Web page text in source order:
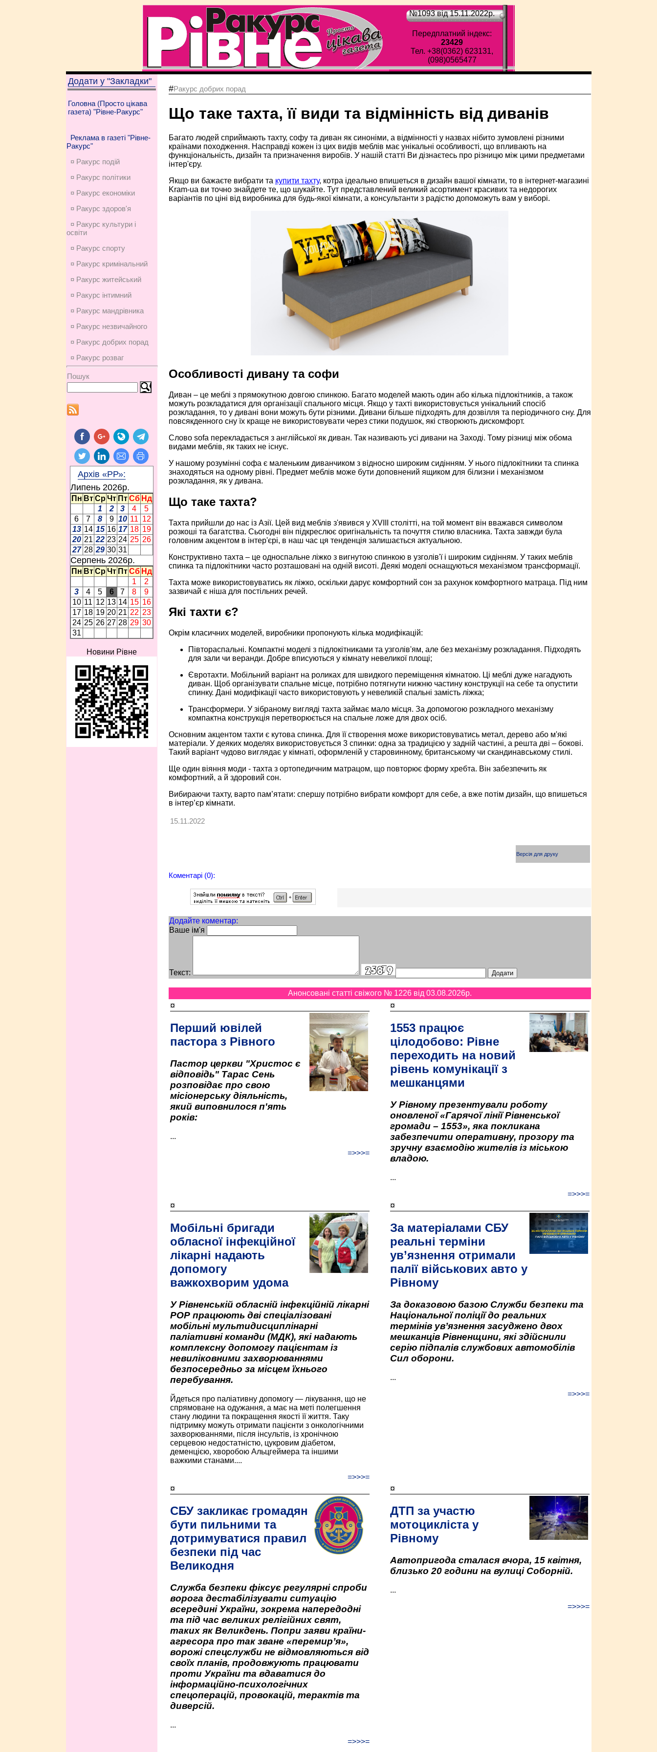
№1093 від 15.11.2022p.
Передплатний індекс:
23429
Тел. +38(0362) 623131,
(098)0565477
Додати у "Закладки"
Головна (Просто цікава
газета) "Рівне-Ракурс"
Реклама в газеті "Рівне-
Ракурс"
¤ Ракурс подій
¤ Ракурс політики
¤ Ракурс економiки
¤ Ракурс здоров'я
¤ Ракурс культури і
освіти
¤ Ракурс спорту
¤ Ракурс кримінальний
¤ Ракурс житейський
¤ Ракурс інтимний
¤ Ракурс мандрівника
¤ Ракурс незвичайного
¤ Ракурс добрих порад
¤ Ракурс розваг
Пошук
Архів «РР»:
Липень 2026p.
Пн Вт Ср Чт Пт Сб Нд
1
2 3 4
5
6
7 8 9 10 11 12
13 14 15 16 17 18 19
20 21 22 23 24 25 26
27 28 29 30 31
Серпень 2026p.
Пн Вт Ср Чт Пт Сб Нд
1
2
3
4 5 6 7 8
9
10 11 12 13 14 15 16
17 18 19 20 21 22 23
24 25 26 27 28 29 30
31
Новини Рівне
#Ракурс добрих порад
Що таке тахта, її види та відмінність від диванів
Багато людей сприймають тахту, софу та диван як синоніми, а відмінності у назвах нібито зумовлені різними
країнами походження. Насправді кожен із цих видів меблів має унікальні особливості, що впливають на
функціональність, дизайн та призначення виробів. У нашій статті Ви дізнаєтесь про різницю між цими предметами
інтер'єру.
Якщо ви бажаєте вибрати та купити тахту, котра ідеально впишеться в дизайн вашої кімнати, то в інтернет-магазині
Kram-ua ви точно знайдете те, що шукайте. Тут представлений великий асортимент красивих та недорогих
варіантів по ціні від виробника для будь-якої кімнати, а консультанти з радістю допоможуть вам у виборі.
Особливості дивану та софи
Диван – це меблі з прямокутною довгою спинкою. Багато моделей мають один або кілька підлокітників, а також
можуть розкладатися для організації спального місця. Якщо у тахті використовується унікальний спосіб
розкладання, то у дивані вони можуть бути різними. Дивани більше підходять для дозвілля та періодичного сну. Для
повсякденного сну їх краще не використовувати через стики подушок, які створюють дискомфорт.
Слово sofa перекладається з англійської як диван. Так називають усі дивани на Заході. Тому різниці між обома
видами меблів, як таких не існує.
У нашому розумінні софа є маленьким диванчиком з відносно широким сидінням. У нього підлокітники та спинка
знаходяться на одному рівні. Предмет меблів може бути доповнений ящиком для білизни і механізмом
розкладання, як у дивана.
Що таке тахта?
Тахта прийшли до нас із Азії. Цей вид меблів з'явився у XVIII столітті, на той момент він вважався символом
розкоші та багатства. Сьогодні він підкреслює оригінальність та почуття стилю власника. Тахта завжди була
головним акцентом в інтер'єрі, в наш час ця тенденція залишається актуальною.
Конструктивно тахта – це односпальне ліжко з вигнутою спинкою в узголів'ї і широким сидінням. У таких меблів
спинка та підлокітники часто розташовані на одній висоті. Деякі моделі оснащуються механізмом трансформації.
Тахта може використовуватись як ліжко, оскільки дарує комфортний сон за рахунок комфортного матраца. Під ним
зазвичай є ніша для постільних речей.
Які тахти є?
Окрім класичних моделей, виробники пропонують кілька модифікацій:
Півтораспальні. Компактні моделі з підлокітниками та узголів'ям, але без механізму розкладання. Підходять
для зали чи веранди. Добре вписуються у кімнату невеликої площі;
Євротахти. Мобільний варіант на роликах для швидкого переміщення кімнатою. Ці меблі дуже нагадують
диван. Щоб організувати спальне місце, потрібно потягнути нижню частину конструкції на себе та опустити
спинку. Дані модифікації часто використовують у невеликій спальні замість ліжка;
Трансформери. У зібраному вигляді тахта займає мало місця. За допомогою розкладного механізму
компактна конструкція перетворюється на спальне ложе для двох осіб.
Основним акцентом тахти є кутова спинка. Для її створення може використовуватись метал, дерево або м'які
матеріали. У деяких моделях використовується 3 спинки: одна за традицією у задній частині, а решта дві – бокові.
Такий варіант чудово виглядає у кімнаті, оформленій у старовинному, британському чи скандинавському стилі.
Ще один віяння моди - тахта з ортопедичним матрацом, що повторює форму хребта. Він забезпечить як
комфортний, а й здоровий сон.
Вибираючи тахту, варто пам’ятати: спершу потрібно вибрати комфорт для себе, а вже потім дизайн, що впишеться
в інтер’єр кімнати.
15.11.2022
Версія для друку
Коментарі (0):
Додайте коментар:
Ваше ім'я
Текст:
Анонсовані статті свіжого № 1226 від 03.08.2026p.
¤
Перший ювілей
пастора з Рівного
Пастор церкви "Христос є
відповідь" Тарас Сень
розповідає про свою
місіонерську діяльність,
який виповнилося п'ять
років:
...
=>>>=
¤
1553 працює
цілодобово: Рівне
переходить на новий
рівень комунікації з
мешканцями
У Рівному презентували роботу
оновленої «Гарячої лінії Рівненської
громади – 1553», яка покликана
забезпечити оперативну, прозору та
зручну взаємодію жителів із міською
владою.
...
=>>>=
¤
Мобільні бригади
обласної інфекційної
лікарні надають
допомогу
важкохворим удома
У Рівненській обласній інфекційній лікарні
РОР працюють дві спеціалізовані
мобільні мультидисциплінарні
паліативні команди (МДК), які надають
комплексну допомогу пацієнтам із
невиліковними захворюваннями
безпосередньо за місцем їхнього
перебування.
Йдеться про паліативну допомогу — лікування, що не
спрямоване на одужання, а має на меті полегшення
стану людини та покращення якості її життя. Таку
підтримку можуть отримати пацієнти з онкологічними
захворюваннями, після інсультів, із хронічною
серцевою недостатністю, цукровим діабетом,
деменцією, хворобою Альцгеймера та іншими
важкими станами....
=>>>=
¤
За матеріалами СБУ
реальні терміни
ув’язнення отримали
палії військових авто у
Рівному
За доказовою базою Служби безпеки та
Національної поліції до реальних
термінів ув’язнення засуджено двох
мешканців Рівненщини, які здійснили
серію підпалів службових автомобілів
Сил оборони.
...
=>>>=
¤
СБУ закликає громадян
бути пильними та
дотримуватися правил
безпеки під час
Великодня
Служба безпеки фіксує регулярні спроби
ворога дестабілізувати ситуацію
всередині України, зокрема напередодні
та під час великих релігійних свят,
таких як Великдень. Попри заяви країни-
агресора про так зване «перемир’я»,
ворожі спецслужби не відмовляються від
своїх планів, продовжують працювати
проти України та вдаватися до
інформаційно-психологічних
спецоперацій, провокацій, терактів та
диверсій.
...
=>>>=
¤
ДТП за участю
мотоцикліста у
Рівному
Автопригода сталася вчора, 15 квітня,
близько 20 години на вулиці Соборній.
...
=>>>=